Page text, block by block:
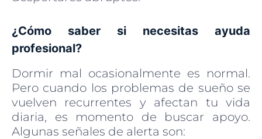
¿Cómo saber si necesitas ayuda
profesional?
Dormir mal ocasionalmente es normal.
Pero cuando los problemas de sueño se
vuelven recurrentes y afectan tu vida
diaria, es momento de buscar apoyo.
Algunas señales de alerta son: